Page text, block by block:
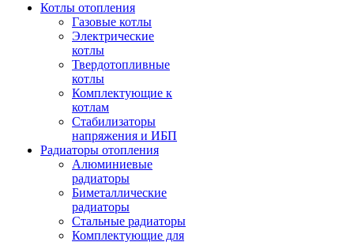
Котлы отопления
Газовые котлы
Электрические
котлы
Твердотопливные
котлы
Комплектующие к
котлам
Стабилизаторы
напряжения и ИБП
Радиаторы отопления
Алюминиевые
радиаторы
Биметаллические
радиаторы
Стальные радиаторы
Комплектующие для